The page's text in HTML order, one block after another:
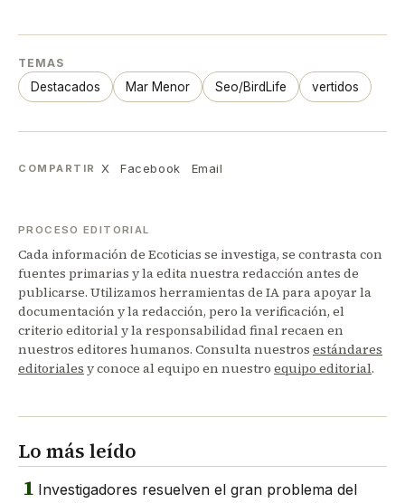
TEMAS
Destacados Mar Menor Seo/BirdLife vertidos
COMPARTIR X Facebook Email
PROCESO EDITORIAL
Cada información de Ecoticias se investiga, se contrasta con
fuentes primarias y la edita nuestra redacción antes de
publicarse. Utilizamos herramientas de IA para apoyar la
documentación y la redacción, pero la verificación, el
criterio editorial y la responsabilidad final recaen en
nuestros editores humanos. Consulta nuestros estándares
editoriales y conoce al equipo en nuestro equipo editorial.
Lo más leído
1 Investigadores resuelven el gran problema del